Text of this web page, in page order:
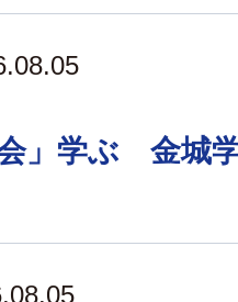
」学ぶ 金城